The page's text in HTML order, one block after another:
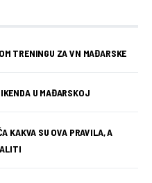
TRENINGU ZA VN MAĐARSKE
U MAĐARSKOJ
KAKVA SU OVA PRAVILA, A